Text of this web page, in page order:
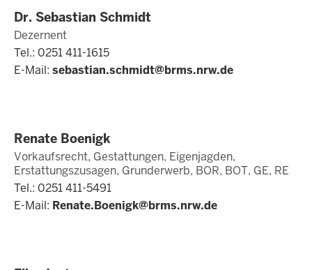
Dr. Sebastian Schmidt
Dezernent
Tel.: 0251 411-1615
E-Mail: sebastian.schmidt@brms.nrw.de
Renate Boenigk
Vorkaufsrecht, Gestattungen, Eigenjagden,
Erstattungszusagen, Grunderwerb, BOR, BOT, GE, RE
Tel.: 0251 411-5491
E-Mail: Renate.Boenigk@brms.nrw.de